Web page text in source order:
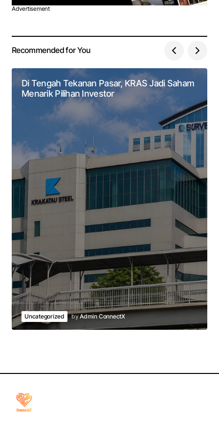
Advertisement
Recommended for You
Di Tengah Tekanan Pasar, KRAS Jadi Saham
Menarik Pilihan Investor
Uncategorized byAdmin ConnectX